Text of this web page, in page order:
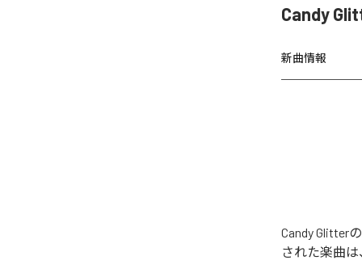
Candy
新曲情報
Candy Glitter
された楽曲は